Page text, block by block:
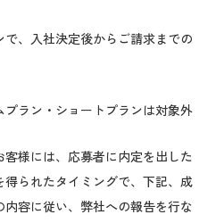
、入社決定後からご請求までの
ラン・ショートプランは対象外
様には、応募者に内定を出した
られたタイミングで、下記、成
容に従い、弊社への報告を行な